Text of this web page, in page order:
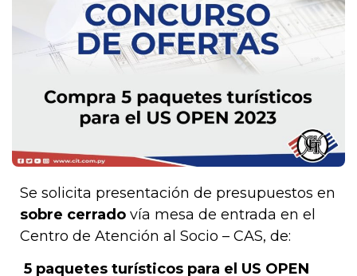
Se solicita presentación de presupuestos en
sobre cerrado vía mesa de entrada en el
Centro de Atención al Socio – CAS, de:
5 paquetes turísticos para el US OPEN